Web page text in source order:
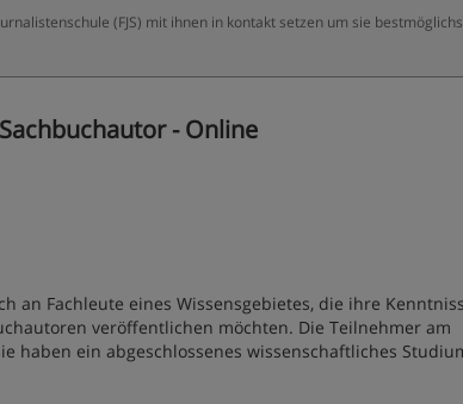
(FJS) mit ihnen in kontakt setzen um sie
- Online
an Fachleute eines Wissensgebietes, die ihre
veröffentlichen möchten. Die Teilnehmer am
haben ein abgeschlossenes wissenschaftliches